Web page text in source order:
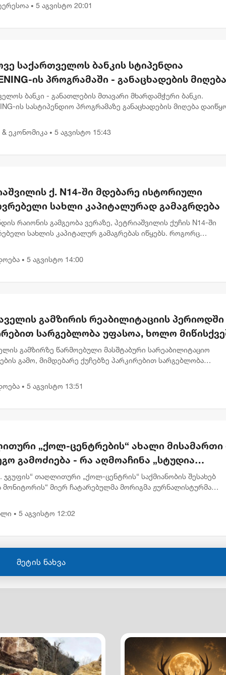
• 5 აგვისტო 20:01
საქართველოს ბანკის სტიპენდია
ის პროგრამაში - განაცხადების მიღება
ბანკი - განათლების მთავარი მხარდამჭერი ბანკი.
ის სასტიპენდიო პროგრამაზე განაცხადების მიღება
სურ...
& ეკონომიკა • 5 აგვისტო 15:43
ქ. N14-ში მდებარე ისტორიული
სახლი კაპიტალურად გამაგრდება
რაიონის გამგეობა ვერაზე, პეტრიაშვილის ქუჩის N14-ში
სახლის კაპიტალურ გამაგრებას იწყებს. როგორც
• 5 აგვისტო 14:00
გამზირის რეაბილიტაციის პერიოდში
სარგებლობა უფასოა, ხოლო
კომერციული ფართების
გათავისუფლდებიან
გამზირზე წარმოებული მასშტაბური სარეაბილიტაციო
გამო, მიმდებარე ქუჩებზე პარკირებით სარგებლობა
გადასასვლელე...
• 5 აგვისტო 13:51
„ქოლ-ცენტრების“ ახალი მისამართი
გამოძიება - რა აღმოაჩინა „სტუდია
ჯგუფის“ თაღლითური „ქოლ-ცენტრის“ საქმიანობის შესახებ
მონიტორის“ მიერ ჩატარებულმა მორიგმა ჟურნალისტურმა
• 5 აგვისტო 12:02
მეტის ნახვა